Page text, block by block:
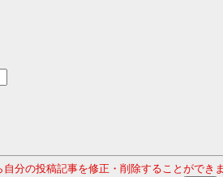
自分の投稿記事を修正・削除することができ